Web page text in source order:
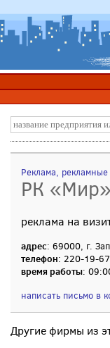
Реклама, рекламные
РК
реклама на
адрес: 69000, г.
телефон: 220-19-67
время работы:
написать письмо в
Другие фирмы из